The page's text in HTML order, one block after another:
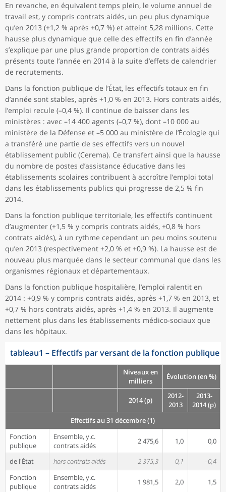
En revanche, en équivalent temps plein, le volume annuel de
travail est, y compris contrats aidés, un peu plus dynamique
qu’en 2013 (+1,2 % après +0,7 %) et atteint 5,28 millions. Cette
hausse plus dynamique que celle des effectifs en fin d’année
s’explique par une plus grande proportion de contrats aidés
présents toute l’année en 2014 à la suite d’effets de calendrier
de recrutements.
Dans la fonction publique de l’État, les effectifs totaux en fin
d’année sont stables, après +1,0 % en 2013. Hors contrats aidés,
l’emploi recule (–0,4 %). Il continue de baisser dans les
ministères : avec –14 400 agents (–0,7 %), dont –10 000 au
ministère de la Défense et –5 000 au ministère de l’Écologie qui
a transféré une partie de ses effectifs vers un nouvel
établissement public (Cerema). Ce transfert ainsi que la hausse
du nombre de postes d’assistance éducative dans les
établissements scolaires contribuent à accroître l’emploi total
dans les établissements publics qui progresse de 2,5 % fin
2014.
Dans la fonction publique territoriale, les effectifs continuent
d’augmenter (+1,5 % y compris contrats aidés, +0,8 % hors
contrats aidés), à un rythme cependant un peu moins soutenu
qu’en 2013 (respectivement +2,0 % et +0,9 %). La hausse est de
nouveau plus marquée dans le secteur communal que dans les
organismes régionaux et départementaux.
Dans la fonction publique hospitalière, l’emploi ralentit en
2014 : +0,9 % y compris contrats aidés, après +1,7 % en 2013, et
+0,7 % hors contrats aidés, après +1,4 % en 2013. Il augmente
nettement plus dans les établissements médico-sociaux que
dans les hôpitaux.
tableau1 – Effectifs par versant de la fonction publique
Niveaux en
milliers
Évolution (en %)
2014 (p)
2012-
2013
2013-
2014 (p)
Effectifs au 31 décembre (1)
Fonction
publique
Ensemble, y.c.
contrats aidés
2 475,6 1,0 0,0
de l'État hors contrats aidés 2 375,3 0,1
–0,4
Fonction
publique
Ensemble, y.c.
contrats aidés
1 981,5 2,0 1,5